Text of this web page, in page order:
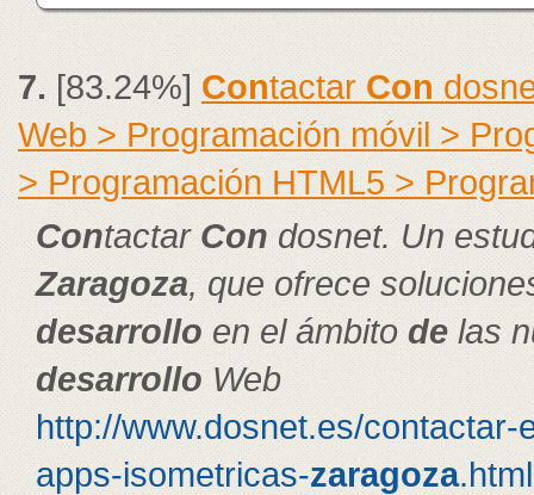
7. [83.24%]ContactarCon
Web > Programación móvil >
> Programación HTML5 >
Contactar Condosnet. Un
Zaragoza, que ofrece
desarrolloen el ámbitodelas
desarrolloWeb
http://www.dosnet.es/contactar-
apps-isometricas-zaragoza